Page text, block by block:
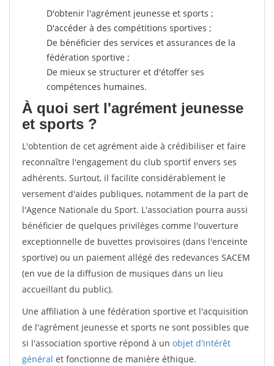
D'obtenir l'agrément jeunesse et sports ;
D'accéder à des compétitions sportives ;
De bénéficier des services et assurances de la
fédération sportive ;
De mieux se structurer et d'étoffer ses
compétences humaines.
À quoi sert l'agrément jeunesse
et sports ?
L'obtention de cet agrément aide à crédibiliser et faire
reconnaître l'engagement du club sportif envers ses
adhérents. Surtout, il facilite considérablement le
versement d'aides publiques, notamment de la part de
l'Agence Nationale du Sport. L'association pourra aussi
bénéficier de quelques privilèges comme l'ouverture
exceptionnelle de buvettes provisoires (dans l'enceinte
sportive) ou un paiement allégé des redevances SACEM
(en vue de la diffusion de musiques dans un lieu
accueillant du public).
Une affiliation à une fédération sportive et l'acquisition
de l'agrément jeunesse et sports ne sont possibles que
si l'association sportive répond à un objet d'intérêt
général et fonctionne de manière éthique.